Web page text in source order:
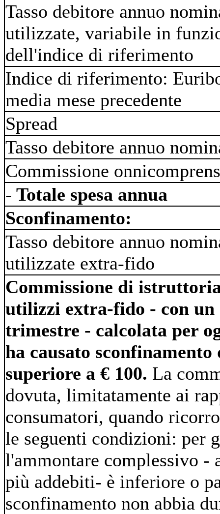
Tasso debitore annuo
utilizzate, variabile in
dell'indice di riferimento
Indice di riferimento:
media mese precedente
Spread
Tasso debitore annuo
Commissione
- Totale spesa annua
Sconfinamento:
Tasso debitore annuo
utilizzate extra-fido
Commissione di
utilizzi extra-fido - con un
trimestre - calcolata per
ha causato
superiore a € 100. La
dovuta, limitatamente ai
consumatori, quando
le seguenti condizioni: per
l'ammontare complessivo -
più addebiti- è inferiore o
sconfinamento non abbia